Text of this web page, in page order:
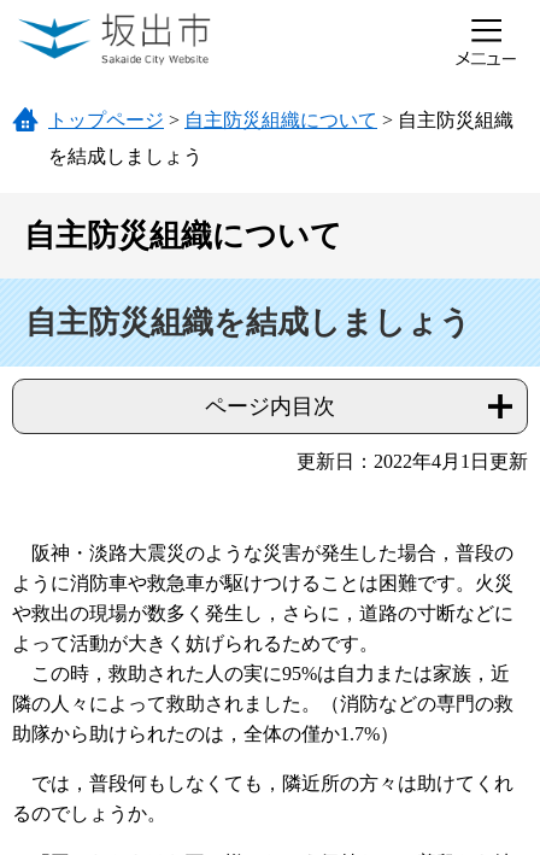
ページの先頭です。
メニューを飛ばして本文へ
トップページ > 自主防災組織について > 自主防災組織
を結成しましょう
自主防災組織について
自主防災組織を結成しましょう
ページ内目次
更新日：2022年4月1日更新
阪神・淡路大震災のような災害が発生した場合，普段の
ように消防車や救急車が駆けつけることは困難です。火災
や救出の現場が数多く発生し，さらに，道路の寸断などに
よって活動が大きく妨げられるためです。
この時，救助された人の実に95%は自力または家族，近
隣の人々によって救助されました。（消防などの専門の救
助隊から助けられたのは，全体の僅か1.7%）
では，普段何もしなくても，隣近所の方々は助けてくれ
るのでしょうか。